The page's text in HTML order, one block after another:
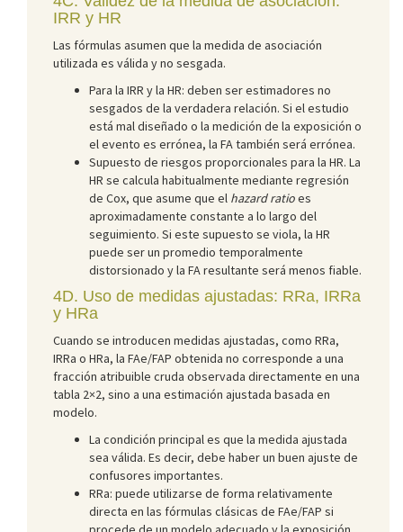
IRR y HR
Las fórmulas asumen que la medida de asociación
utilizada es válida y no sesgada.
Para la IRR y la HR: deben ser estimadores no
sesgados de la verdadera relación. Si el estudio
está mal diseñado o la medición de la exposición o
el evento es errónea, la FA también será errónea.
Supuesto de riesgos proporcionales para la HR. La
HR se calcula habitualmente mediante regresión
de Cox, que asume que el hazard ratioes
aproximadamente constante a lo largo del
seguimiento. Si este supuesto se viola, la HR
puede ser un promedio temporalmente
distorsionado y la FA resultante será menos fiable.
4D. Uso de medidas ajustadas: RRa, IRRa
y HRa
Cuando se introducen medidas ajustadas, como RRa,
IRRa o HRa, la FAe/FAP obtenida no corresponde a una
fracción atribuible cruda observada directamente en una
tabla 2×2, sino a una estimación ajustada basada en
modelo.
La condición principal es que la medida ajustada
sea válida. Es decir, debe haber un buen ajuste de
confusores importantes.
RRa: puede utilizarse de forma relativamente
directa en las fórmulas clásicas de FAe/FAP si